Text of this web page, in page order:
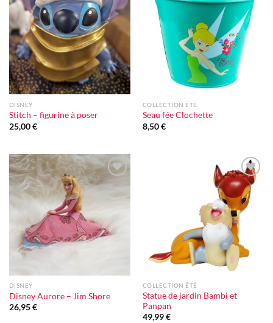
Ajouter
à la liste
d'envie
DISNEY
Stitch – figurine à poser
25,00€
Ajouter
à la liste
d'envie
COLLECTION ÉTÉ
Seau fée Clochette
8,50€
Ajouter
DISNEY
Disney Aurore – Jim Shore
26,95€
Ajouter
à la liste
d'envie
COLLECTION ÉTÉ
Statue de jardin Bambi et
Panpan
49,99€